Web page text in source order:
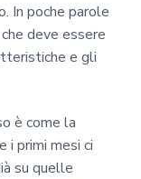
In poche parole
deve essere
e gli
è come la
i primi mesi ci
su quelle